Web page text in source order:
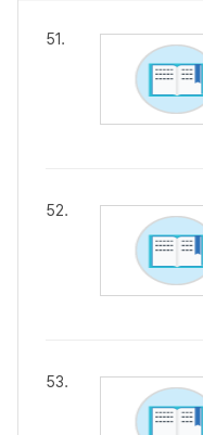
51.
52.
53.